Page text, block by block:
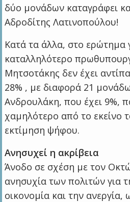
δύο μονάδων καταγράφει
Αδροδίτης Λατινοπούλου!
Κατά τα άλλα, στο ερώτημα
καταλληλότερο
Μητσοτάκης δεν έχει
28% , με διαφορά 21
Ανδρουλάκη, που έχει 9%,
χαμηλότερο από το εκείνο
εκτίμηση ψήφου.
Ανησυχεί η ακρίβεια
Άνοδο σε σχέση με τον
ανησυχία των πολιτών για
οικονομία και την